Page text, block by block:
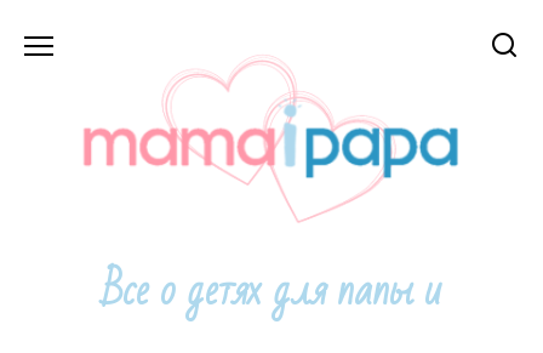
Все о детях для папы и